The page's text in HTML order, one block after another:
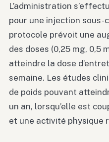
L’administration
pour une injection sous-
protocole prévoit une
des doses (0,25 mg, 0,5
atteindre la dose
semaine. Les études
de poids pouvant
un an, lorsqu’elle est
et une activité physique